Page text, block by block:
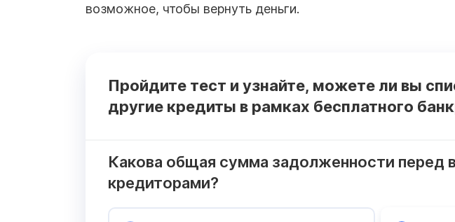
возможное, чтобы вернуть деньги.
Пройдите тест и узнайте, можете ли вы
другие кредиты в рамках бесплатного
Какова общая сумма задолженности перед
кредиторами?